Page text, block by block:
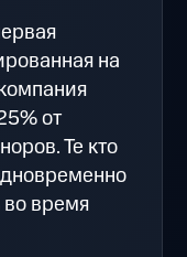
на
от
Те кто
во время